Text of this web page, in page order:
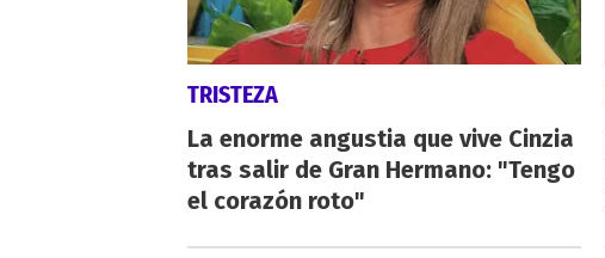
TRISTEZA
La enorme angustia que vive Cinzia
tras salir de Gran Hermano: "Tengo
el corazón roto"